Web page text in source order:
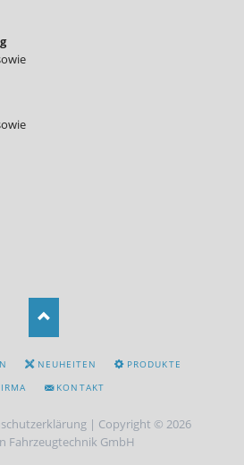
NEUHEITEN
PRODUKTE
KONTAKT
| Copyright © 2026
Fahrzeugtechnik GmbH